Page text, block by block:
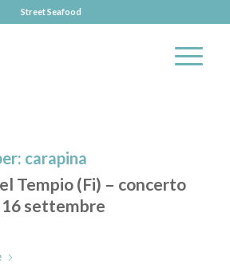
Street Seafood
carapina
Tempio (Fi) – concerto
settembre